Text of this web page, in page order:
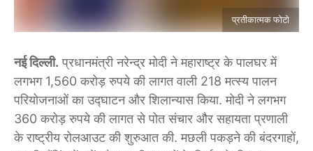
प्रतीकात्मक फोटो
नई दिल्ली. प्रधानमंत्री नरेन्द्र मोदी ने महाराष्ट्र के पालघर में
लगभग 1,560 करोड़ रुपये की लागत वाली 218 मत्स्य पालन
परियोजनाओं का उद्घाटन और शिलान्यास किया. मोदी ने लगभग
360 करोड़ रुपये की लागत से पोत संचार और सहायता प्रणाली
के राष्ट्रीय रोलआउट की शुरुआत की. मछली पकड़ने की बंदरगाहों,